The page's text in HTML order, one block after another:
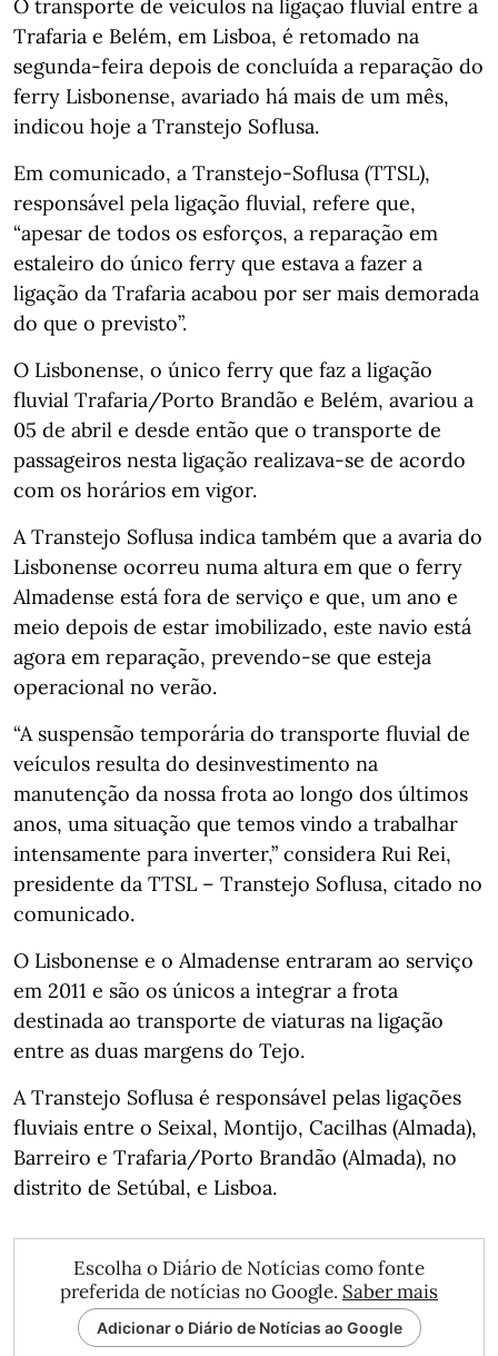
O transporte de veículos na ligação fluvial entre a
Trafaria e Belém, em Lisboa, é retomado na
segunda-feira depois de concluída a reparação do
ferry Lisbonense, avariado há mais de um mês,
indicou hoje a Transtejo Soflusa.
Em comunicado, a Transtejo-Soflusa (TTSL),
responsável pela ligação fluvial, refere que,
“apesar de todos os esforços, a reparação em
estaleiro do único ferry que estava a fazer a
ligação da Trafaria acabou por ser mais demorada
do que o previsto”.
O Lisbonense, o único ferry que faz a ligação
fluvial Trafaria/Porto Brandão e Belém, avariou a
05 de abril e desde então que o transporte de
passageiros nesta ligação realizava-se de acordo
com os horários em vigor.
A Transtejo Soflusa indica também que a avaria do
Lisbonense ocorreu numa altura em que o ferry
Almadense está fora de serviço e que, um ano e
meio depois de estar imobilizado, este navio está
agora em reparação, prevendo-se que esteja
operacional no verão.
“A suspensão temporária do transporte fluvial de
veículos resulta do desinvestimento na
manutenção da nossa frota ao longo dos últimos
anos, uma situação que temos vindo a trabalhar
intensamente para inverter,” considera Rui Rei,
presidente da TTSL – Transtejo Soflusa, citado no
comunicado.
O Lisbonense e o Almadense entraram ao serviço
em 2011 e são os únicos a integrar a frota
destinada ao transporte de viaturas na ligação
entre as duas margens do Tejo.
A Transtejo Soflusa é responsável pelas ligações
fluviais entre o Seixal, Montijo, Cacilhas (Almada),
Barreiro e Trafaria/Porto Brandão (Almada), no
distrito de Setúbal, e Lisboa.
Escolha o Diário de Notícias como fonte
preferida de notícias no Google. Saber mais
Adicionar o Diário de Notícias ao Google